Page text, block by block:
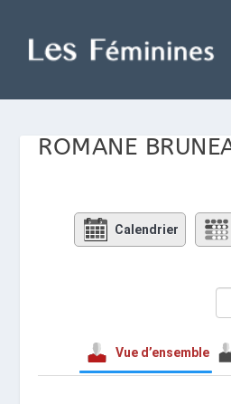
ROMANE
Calendrier
Vue d’ensemble